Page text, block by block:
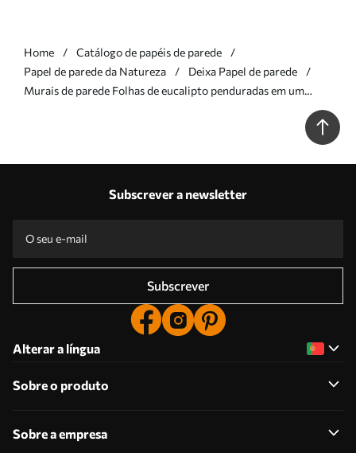
Home
Catálogo de papéis de parede
Papel de parede da Natureza
Deixa Papel de parede
Murais de parede Folhas de eucalipto penduradas em um
Subscrever a newsletter
Subscrever
Alterar a língua
Sobre o produto
Sobre a empresa